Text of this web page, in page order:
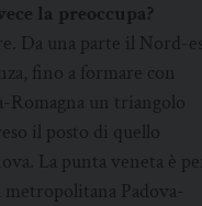
la preoccupa?
Da una parte il Nord-
fino a formare con
Romagna un triangolo
il posto di quello
La punta veneta è
metropolitana Padova-